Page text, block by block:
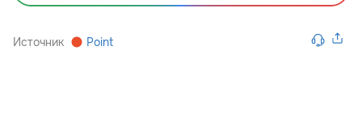
Источник Point